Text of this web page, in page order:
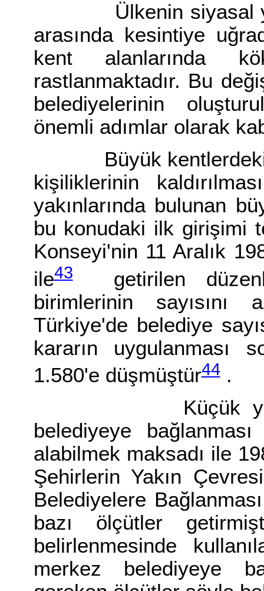
Ülkenin siyasal
arasında kesintiye
kent alanlarında
rastlanmaktadır. Bu
belediyelerinin
önemli adımlar olarak
Büyük kentlerdeki
kişiliklerinin
yakınlarında bulunan
bu konudaki ilk girişimi
Konseyi'nin 11 Aralık
ile43getirilen
birimlerinin sayısını
Türkiye'de belediye
kararın uygulanması
1.580'e düşmüştür44.
Küçük yerleşim
belediyeye
alabilmek maksadı ile
Şehirlerin Yakın
Belediyelere
bazı ölçütler
belirlenmesinde
merkez belediyeye